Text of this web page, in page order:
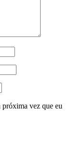
próxima vez que eu